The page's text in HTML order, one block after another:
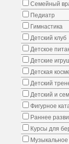
Семейный
Педиатр
Гимнастика
Детский клуб
Детское
Детские
Детская
Детский
Детский и
Фигурное
Раннее
Курсы для